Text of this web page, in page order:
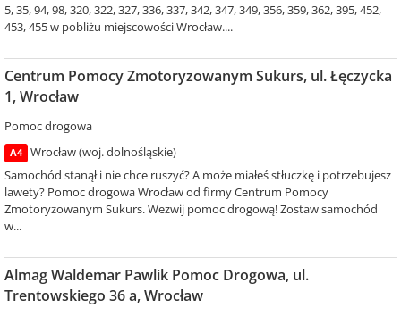
5, 35, 94, 98, 320, 322, 327, 336, 337, 342, 347, 349, 356, 359, 362, 395, 452,
453, 455 w pobliżu miejscowości Wrocław....
Centrum Pomocy Zmotoryzowanym Sukurs, ul. Łęczycka
1, Wrocław
Pomoc drogowa
A4
Wrocław (woj. dolnośląskie)
Samochód stanął i nie chce ruszyć? A może miałeś stłuczkę i potrzebujesz
lawety? Pomoc drogowa Wrocław od firmy Centrum Pomocy
Zmotoryzowanym Sukurs. Wezwij pomoc drogową! Zostaw samochód
w...
Almag Waldemar Pawlik Pomoc Drogowa, ul.
Trentowskiego 36 a, Wrocław